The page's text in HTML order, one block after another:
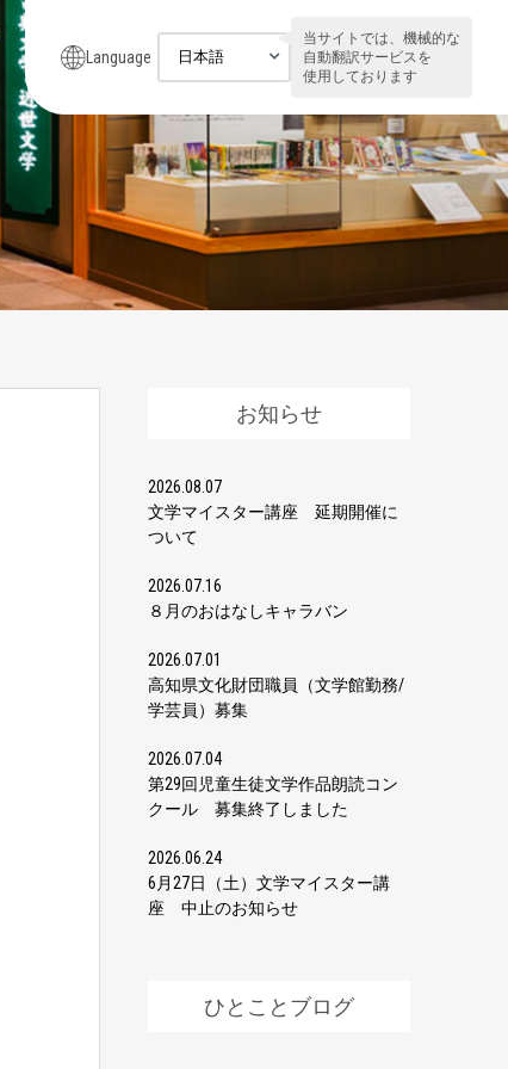
Language
当サイトでは、機械的な
自動翻訳サービスを
使用しております
お知らせ
2026.08.07
文学マイスター講座 延期開催に
ついて
2026.07.16
８月のおはなしキャラバン
2026.07.01
高知県文化財団職員（文学館勤務/
学芸員）募集
2026.07.04
第29回児童生徒文学作品朗読コン
クール 募集終了しました
2026.06.24
6月27日（土）文学マイスター講
座 中止のお知らせ
ひとことブログ